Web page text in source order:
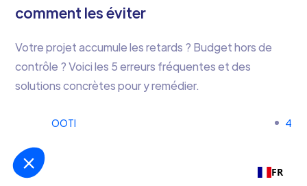
comment les éviter
Votre projet accumule les retards ? Budget hors de
contrôle ? Voici les 5 erreurs fréquentes et des
solutions concrètes pour y remédier.
OOTI 4
FR